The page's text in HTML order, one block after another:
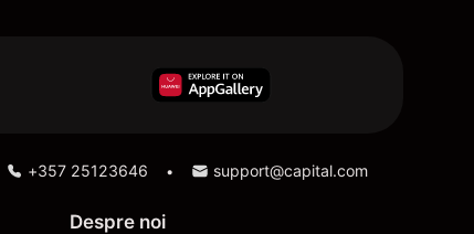
+357 25123646 • support@capital.com
Despre noi